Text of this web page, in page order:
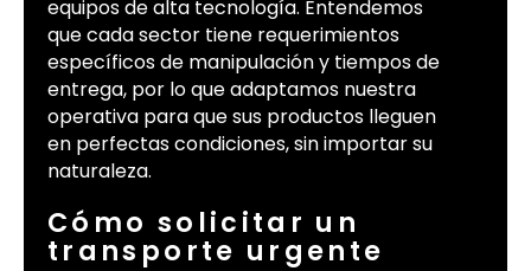
equipos de alta tecnología. Entendemos
que cada sector tiene requerimientos
específicos de manipulación y tiempos de
entrega, por lo que adaptamos nuestra
operativa para que sus productos lleguen
en perfectas condiciones, sin importar su
naturaleza.
Cómo solicitar un
transporte urgente